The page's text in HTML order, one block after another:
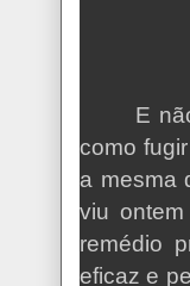
E
como
a mesma
viu
remédio
eficaz e